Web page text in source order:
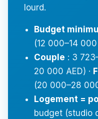
lourd.
Budget
(12 000–14
Couple : 3
20 000 AED) ·
(20 000–28
Logement =
budget (studio